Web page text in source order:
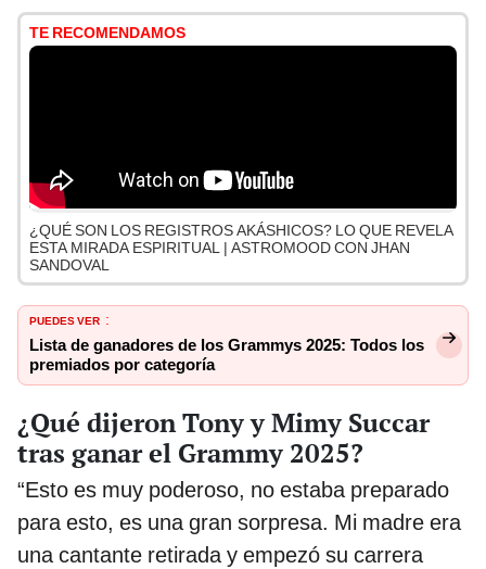
TE RECOMENDAMOS
¿QUÉ SON LOS REGISTROS AKÁSHICOS? LO QUE REVELA
ESTA MIRADA ESPIRITUAL | ASTROMOOD CON JHAN
SANDOVAL
PUEDES VER :
Lista de ganadores de los Grammys 2025: Todos los
premiados por categoría
¿Qué dijeron Tony y Mimy Succar
tras ganar el Grammy 2025?
“Esto es muy poderoso, no estaba preparado
para esto, es una gran sorpresa. Mi madre era
una cantante retirada y empezó su carrera